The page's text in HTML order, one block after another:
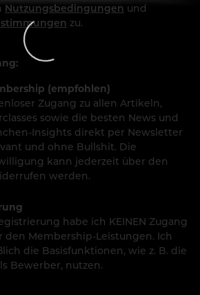
Nutzungsbedingungen und
zu.
(empfohlen)
Zugang zu allen Artikeln,
sowie die besten News und
Insights direkt per Newsletter
und ohne Bullshit. Die
kann jederzeit über den
werden.
habe ich KEINEN Zugang
den Membership-Leistungen. Ich
die Basisfunktionen, wie z. B. die
Bewerber, nutzen.